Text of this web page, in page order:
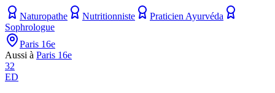
Naturopathe Nutritionniste
Praticien Ayurvéda
Sophrologue
Paris 16e
Aussi à Paris 16e
32
ED